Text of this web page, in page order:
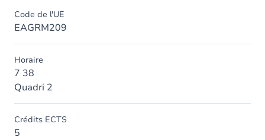
Code de l'UE
EAGRM209
Horaire
7 38
Quadri 2
Crédits ECTS
5